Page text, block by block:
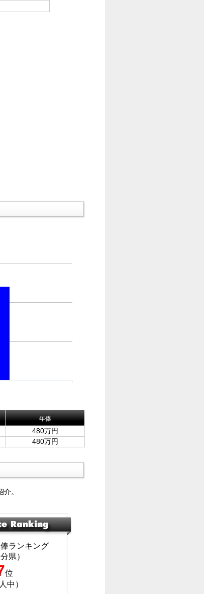
年俸
480万円
480万円
。
ランキング
県）
位
中）